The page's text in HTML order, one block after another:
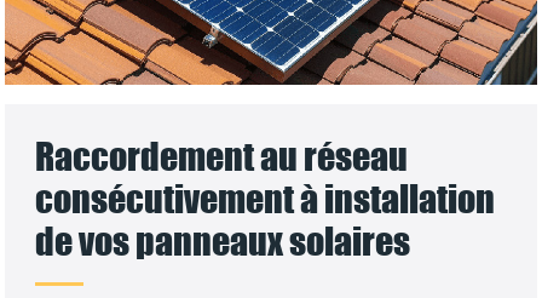
Raccordement au réseau
consécutivement à installation
de vos panneaux solaires